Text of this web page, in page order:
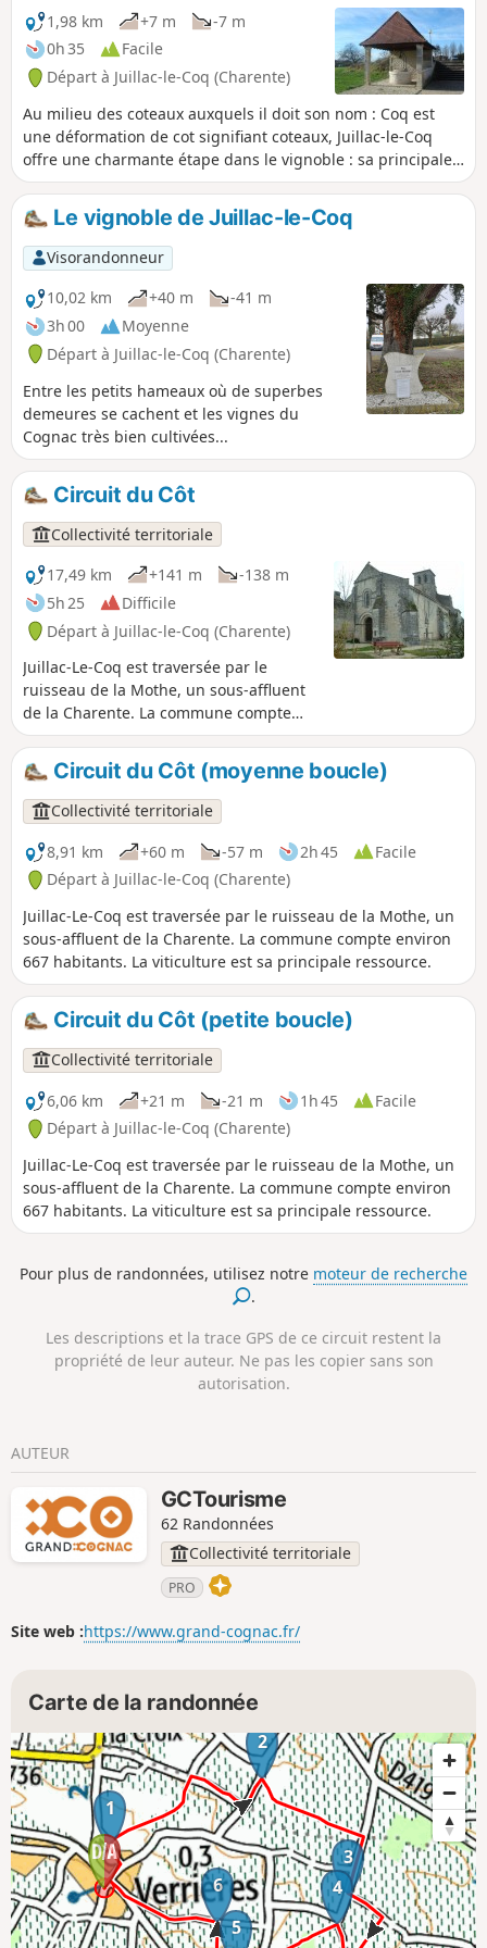
1,98 km +7 m
-7 m
0h 35
Facile
Départ à Juillac-le-Coq (Charente)
Au milieu des coteaux auxquels il doit son nom : Coq est
une déformation de cot signifiant coteaux, Juillac-le-Coq
offre une charmante étape dans le vignoble : sa principale
ressource.
Le vignoble de Juillac-le-Coq
Visorandonneur
10,02 km
+40 m
-41 m
3h 00
Moyenne
Départ à Juillac-le-Coq (Charente)
Entre les petits hameaux où de superbes
demeures se cachent et les vignes du
Cognac très bien cultivées...
Circuit du Côt
Collectivité territoriale
17,49 km
+141 m
-138 m
5h 25
Difficile
Départ à Juillac-le-Coq (Charente)
Juillac-Le-Coq est traversée par le
ruisseau de la Mothe, un sous-affluent
de la Charente. La commune compte
environ 667 habitants. La viticulture est
sa principale ressource.
Circuit du Côt (moyenne boucle)
Collectivité territoriale
8,91 km
+60 m -57 m 2h 45
Facile
Départ à Juillac-le-Coq (Charente)
Juillac-Le-Coq est traversée par le ruisseau de la Mothe, un
sous-affluent de la Charente. La commune compte environ
667 habitants. La viticulture est sa principale ressource.
Circuit du Côt (petite boucle)
Collectivité territoriale
6,06 km
+21 m -21 m 1h 45
Facile
Départ à Juillac-le-Coq (Charente)
Juillac-Le-Coq est traversée par le ruisseau de la Mothe, un
sous-affluent de la Charente. La commune compte environ
667 habitants. La viticulture est sa principale ressource.
Pour plus de randonnées, utilisez notre moteur de recherche
.
Les descriptions et la trace GPS de ce circuit restent la
propriété de leur auteur. Ne pas les copier sans son
autorisation.
AUTEUR
GCTourisme
62 Randonnées
Collectivité territoriale
PRO
Site web :https://www.grand-cognac.fr/
Carte de la randonnée
1
2
3
4
5
6